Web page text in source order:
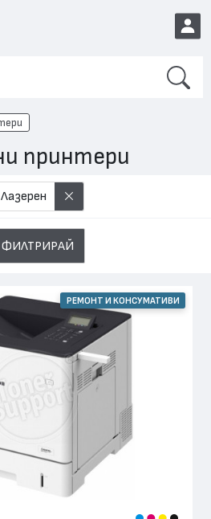
принтери
Лазерен
ФИЛТРИРАЙ
РЕМОНТ И КОНСУМАТИВИ